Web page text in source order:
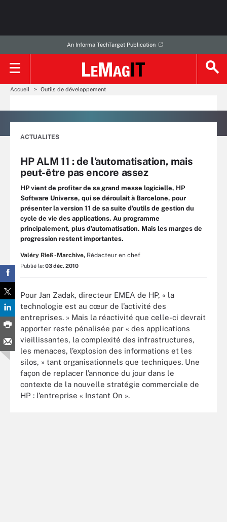
An Informa TechTarget Publication
Accueil Outils de développement
ACTUALITES
HP ALM 11 : de l’automatisation, mais
peut-être pas encore assez
HP vient de profiter de sa grand messe logicielle, HP
Software Universe, qui se déroulait à Barcelone, pour
présenter la version 11 de sa suite d’outils de gestion du
cycle de vie des applications. Au programme
principalement, plus d’automatisation. Mais les marges de
progression restent importantes.
Valéry Rieß-Marchive, Rédacteur en chef
Publié le: 03 déc. 2010
Pour Jan Zadak, directeur EMEA de HP, « la
technologie est au cœur de l’activité des
entreprises. » Mais la réactivité que celle-ci devrait
apporter reste pénalisée par « des applications
vieillissantes, la complexité des infrastructures,
les menaces, l’explosion des informations et les
silos, » tant organisationnels que techniques. Une
façon de replacer l’annonce du jour dans le
contexte de la nouvelle stratégie commerciale de
HP : l’entreprise « Instant On ».